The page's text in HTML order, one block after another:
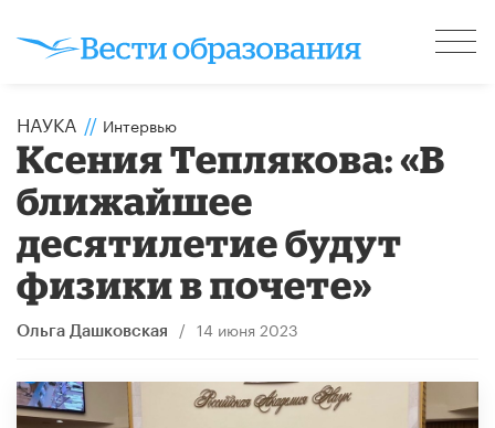
НАУКА // Интервью
Ксения Теплякова: «В
ближайшее
десятилетие будут
физики в почете»
Ольга Дашковская / 14 июня 2023